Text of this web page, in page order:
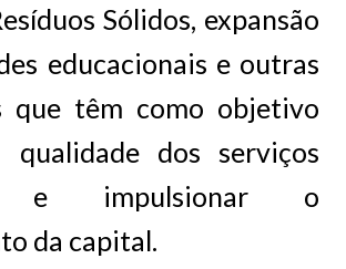
Sólidos, expansão
educacionais e outras
que têm como objetivo
qualidade dos serviços
e impulsionar o
da capital.